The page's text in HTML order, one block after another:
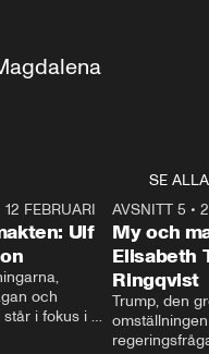
SE ALLA
27:30
12 FEBRUARI
Ulf
och
i fokus i
AVSNITT 5 •
My och
Elisabeth
Ringqvist
Trump, den